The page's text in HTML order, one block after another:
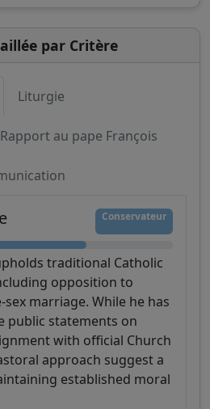
par Critère
Liturgie
Rapport au pape François
Conservateur
traditional Catholic
opposition to
marriage. While he has
public statements on
with official Church
approach suggest a
established moral